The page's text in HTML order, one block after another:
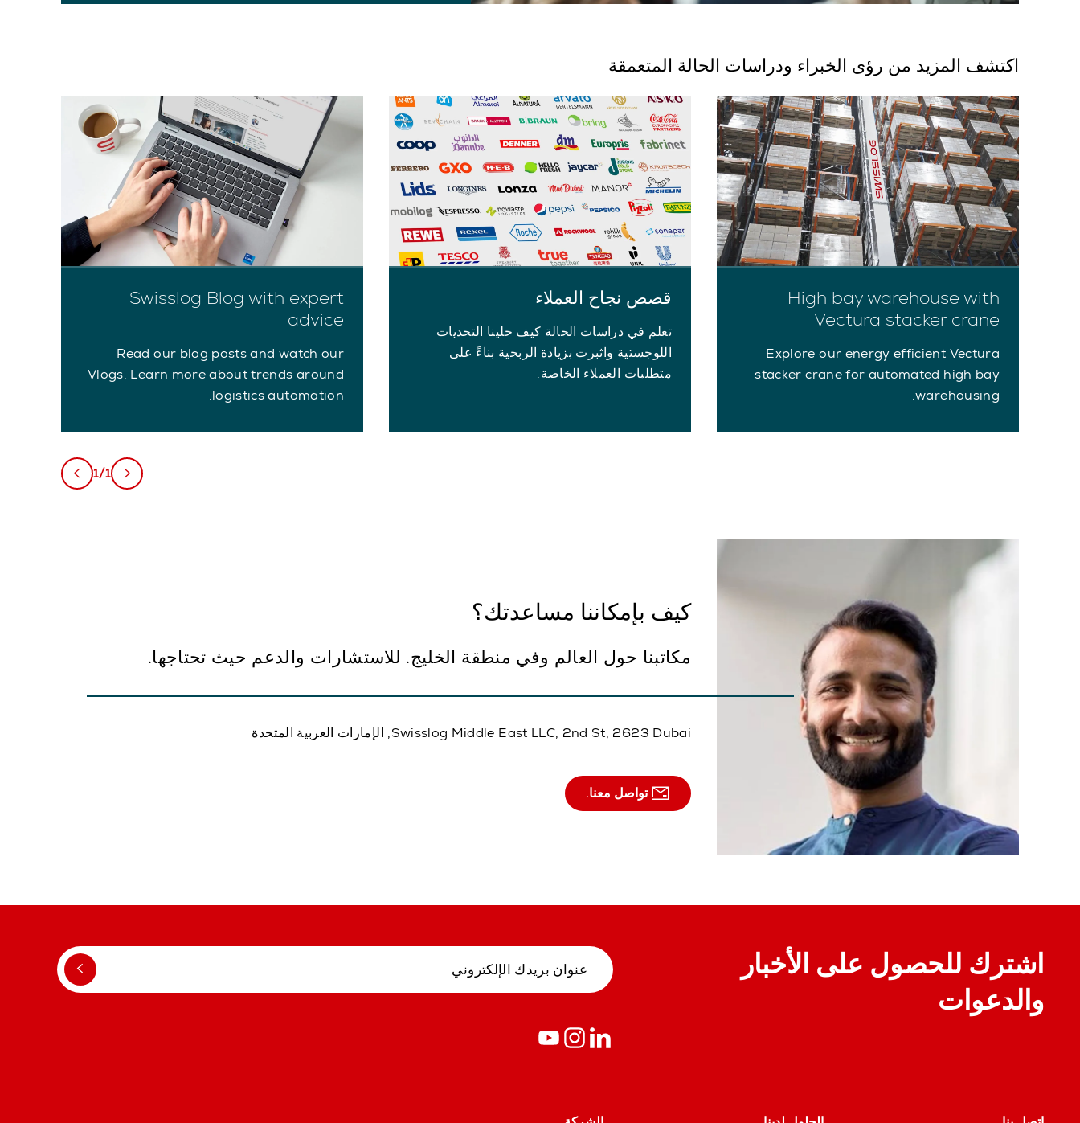
اكتشف المزيد من رؤى الخبراء ودراسات الحالة المتعمقة
High bay warehouse with
Vectura stacker crane
Explore our energy efficient Vectura
stacker crane for automated high bay
warehousing.
قصص نجاح العملاء
تعلم في دراسات الحالة كيف حلينا التحديات
اللوجستية واثبرت بزيادة الربحية بناءً على
متطلبات العملاء الخاصة.
Swisslog Blog with expert
advice
Read our blog posts and watch our
Vlogs. Learn more about trends around
logistics automation.
1/1
كيف بإمكاننا مساعدتك؟
مكاتبنا حول العالم وفي منطقة الخليج. للاستشارات والدعم حيث تحتاجها.
Swisslog Middle East LLC, 2nd St, 2623 Dubai, الإمارات العربية المتحدة
تواصل معنا.
اشترك للحصول على الأخبار
والدعوات